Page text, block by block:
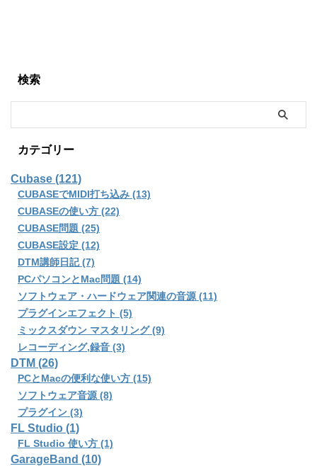
検索
カテゴリー
Cubase (121)
CUBASEでMIDI打ち込み (13)
CUBASEの使い方 (22)
CUBASE問題 (25)
CUBASE設定 (12)
DTM講師日記 (7)
PCパソコンとMac問題 (14)
ソフトウェア・ハードウェア関連の音源 (11)
プラグインエフェクト (5)
ミックスダウン マスタリング (9)
レコーディング,録音 (3)
DTM (26)
PCとMacの便利な使い方 (15)
ソフトウェア音源 (8)
プラグイン (3)
FL Studio (1)
FL Studio 使い方 (1)
GarageBand (10)